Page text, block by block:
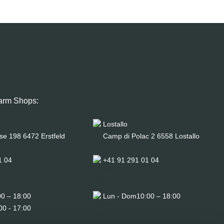
Shops:
198 6472 Erstfeld
04
– 18:00
- 17:00
Lostallo
Camp di Polac 2 6558 Lostallo
+41 91 291 01 04
Lun - Dom10:00 – 18:00